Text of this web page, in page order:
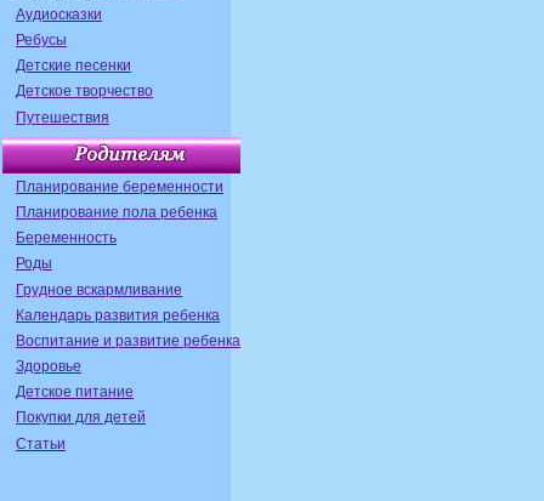
Аудиосказки
Ребусы
Детские песенки
Детское творчество
Путешествия
Планирование беременности
Планирование пола ребенка
Беременность
Роды
Грудное вскармливание
Календарь развития ребенка
Воспитание и развитие ребенка
Здоровье
Детское питание
Покупки для детей
Статьи